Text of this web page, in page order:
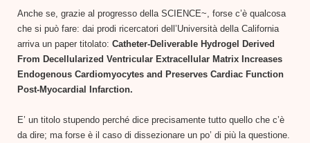
Anche se, grazie al progresso della SCIENCE~, forse c’è qualcosa
che si può fare: dai prodi ricercatori dell’Università della California
arriva un paper titolato: Catheter-Deliverable Hydrogel Derived
From Decellularized Ventricular Extracellular Matrix Increases
Endogenous Cardiomyocytes and Preserves Cardiac Function
Post-Myocardial Infarction.
E’ un titolo stupendo perché dice precisamente tutto quello che c’è
da dire; ma forse è il caso di dissezionare un po’ di più la questione.